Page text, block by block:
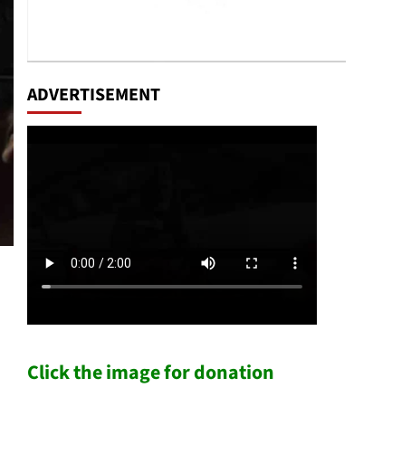
ADVERTISEMENT
Click the image for donation